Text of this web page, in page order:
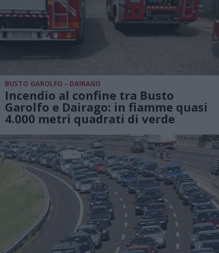
BUSTO GAROLFO - DAIRAGO
Incendio al confine tra Busto
Garolfo e Dairago: in fiamme quasi
4.000 metri quadrati di verde